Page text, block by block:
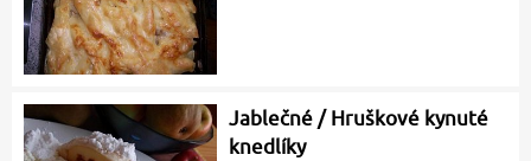
Jablečné / Hruškové kynuté
knedlíky